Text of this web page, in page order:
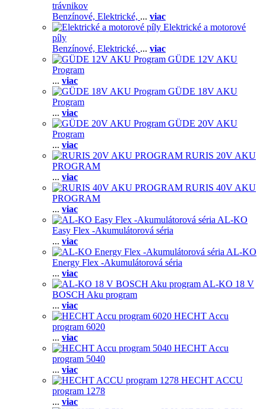
trávnikov
Benzínové, Elektrické, ... viac
Elektrické a motorové
píly
Benzínové, Elektrické, ... viac
GÜDE 12V AKU
Program
... viac
GÜDE 18V AKU
Program
... viac
GÜDE 20V AKU
Program
... viac
RURIS 20V AKU
PROGRAM
... viac
RURIS 40V AKU
PROGRAM
... viac
AL-KO
Easy Flex -Akumulátorová séria
... viac
AL-KO
Energy Flex -Akumulátorová séria
... viac
AL-KO 18 V
BOSCH Aku program
... viac
HECHT Accu
program 6020
... viac
HECHT Accu
program 5040
... viac
HECHT ACCU
program 1278
... viac